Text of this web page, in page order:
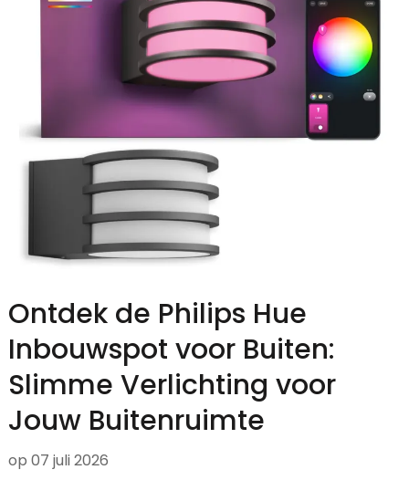
Ontdek de Philips Hue
Inbouwspot voor Buiten:
Slimme Verlichting voor
Jouw Buitenruimte
op 07 juli 2026